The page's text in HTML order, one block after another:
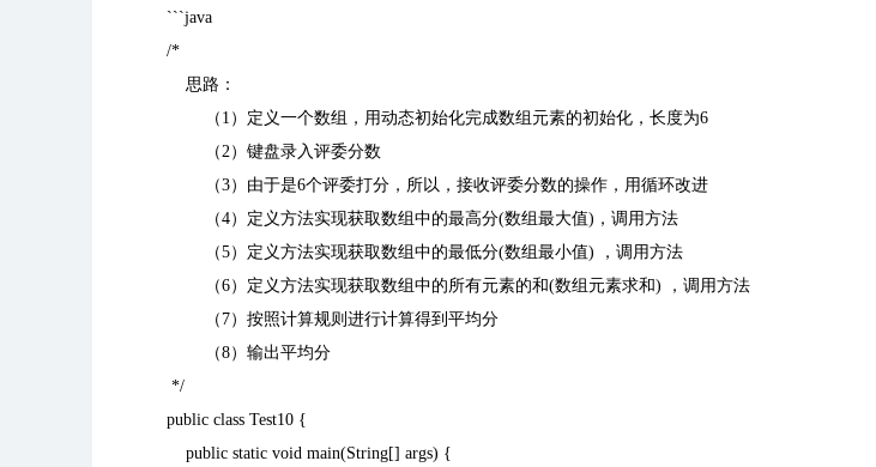
```java
/*
思路：
（ 1 ）定义一个数组，用动态初始化完成数组元素的初始化，长度为6
（2）键盘录入评委分数
（3）由于是6个评委打分，所以，接收评委分数的操作，用循环改进
（4）定义方法实现获取数组中的最高分(数组最大值) ，调用方法
（5）定义方法实现获取数组中的最低分(数组最小值)
，调用方法
（6）定义方法实现获取数组中的所有元素的和(数组元素求和)
，调用方法
（ 7）按照计算规则进行计算得到平均分
（8）输出平均分
*/
public class Test10 {
public static void main(String[] args) {